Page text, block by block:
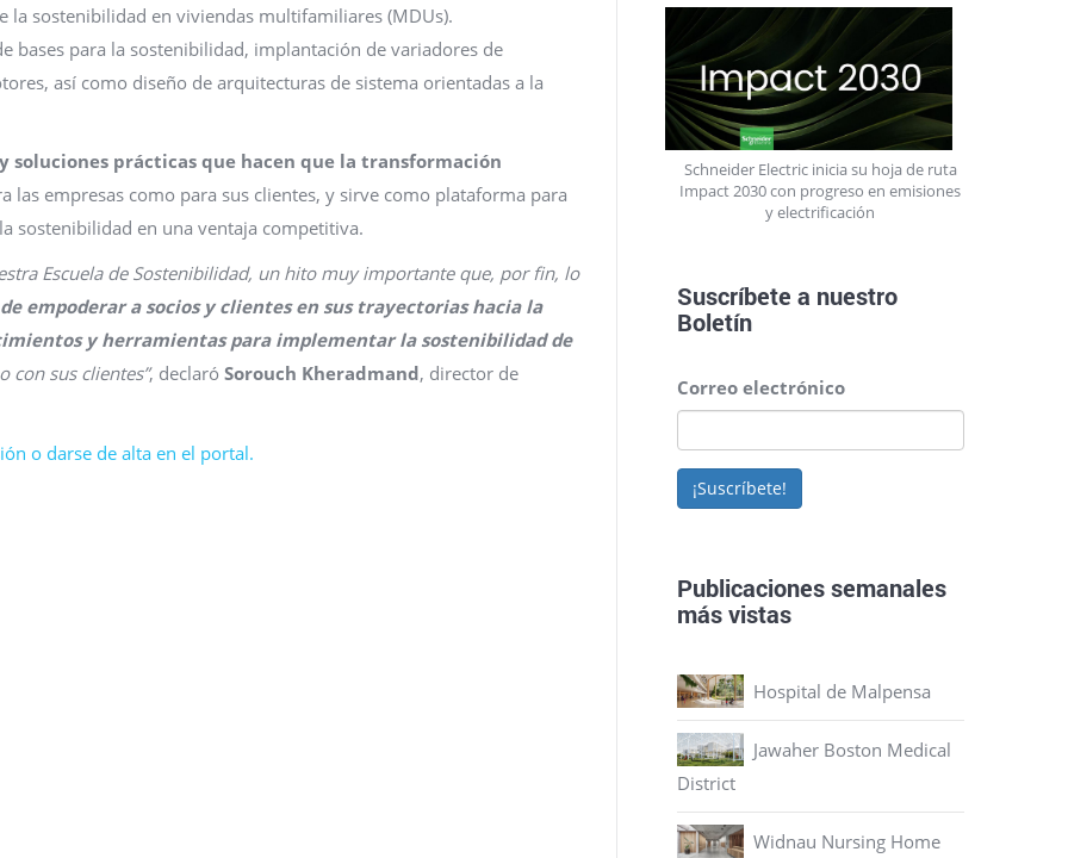
sostenibilidad en viviendas multifamiliares (MDUs).
bases para la sostenibilidad, implantación de variadores de
así como diseño de arquitecturas de sistema orientadas a la
soluciones prácticas que hacen que la transformación
las empresas como para sus clientes, y sirve como plataforma para
sostenibilidad en una ventaja competitiva.
Escuela de Sostenibilidad, un hito muy importante que, por fin, lo
empoderar a socios y clientes en sus trayectorias hacia la
y herramientas para implementar la sostenibilidad de
con sus clientes”, declaró Sorouch Kheradmand, director de
o darse de alta en el portal.
Schneider Electric inicia su hoja de ruta
Impact 2030 con progreso en emisiones
y electrificación
Suscríbete a nuestro
Boletín
Correo electrónico
¡Suscríbete!
Publicaciones semanales
más vistas
Hospital de Malpensa
Jawaher Boston Medical
District
Widnau Nursing Home